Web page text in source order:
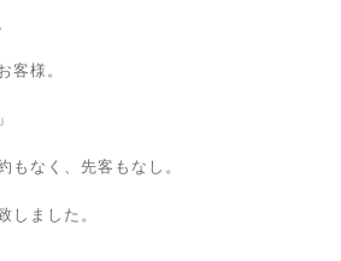
客様。
もなく、先客もなし。
しました。